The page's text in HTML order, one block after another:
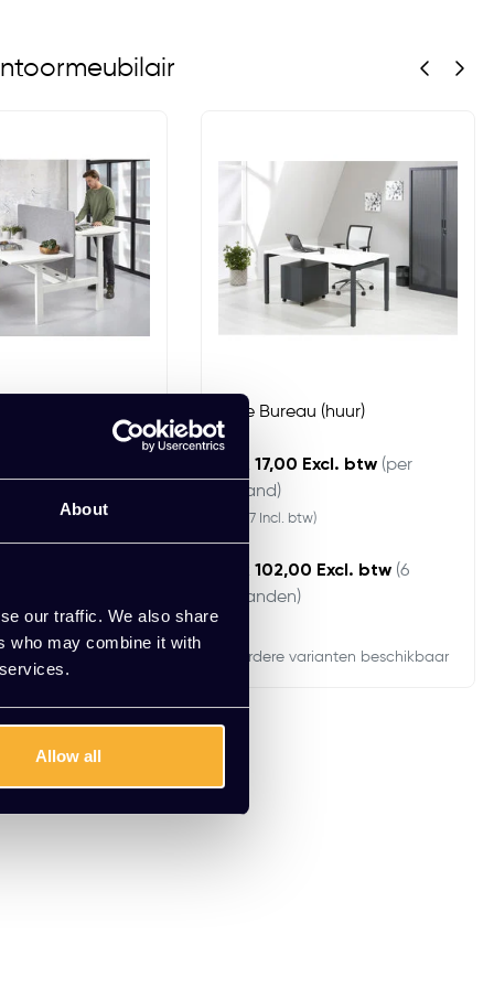
About
our traffic. We also share
who may combine it with
Allow all
beschikbaar
Luxe Bureau (huur)
EUR 17,00 Excl. btw (per
maand)
(20,57 Incl. btw)
EUR 102,00 Excl. btw (6
maanden)
Meerdere varianten beschikbaar